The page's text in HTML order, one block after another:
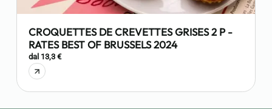
CROQUETTES DE CREVETTES GRISES 2 P -
RATES BEST OF BRUSSELS 2024
dal 13,3 €